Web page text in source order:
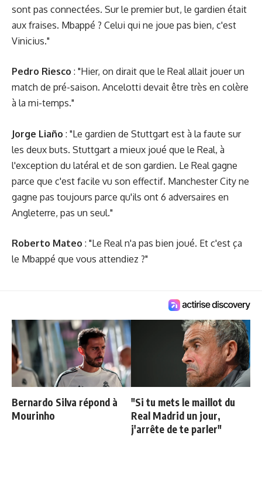
sont pas connectées. Sur le premier but, le gardien était
aux fraises. Mbappé ? Celui qui ne joue pas bien, c'est
Vinicius."
Pedro Riesco : "Hier, on dirait que le Real allait jouer un
match de pré-saison. Ancelotti devait être très en colère
à la mi-temps."
Jorge Liaño : "Le gardien de Stuttgart est à la faute sur
les deux buts. Stuttgart a mieux joué que le Real, à
l'exception du latéral et de son gardien. Le Real gagne
parce que c'est facile vu son effectif. Manchester City ne
gagne pas toujours parce qu'ils ont 6 adversaires en
Angleterre, pas un seul."
Roberto Mateo : "Le Real n'a pas bien joué. Et c'est ça
le Mbappé que vous attendiez ?"
Bernardo Silva répond à
Mourinho
"Si tu mets le maillot du
Real Madrid un jour,
j'arrête de te parler"